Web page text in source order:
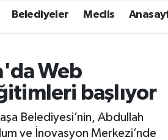
Belediyeler Meclis
Web
başlıyor
Belediyesi’nin, Abdullah
ve İnovasyon Merkezi’nde
ve Fikstür